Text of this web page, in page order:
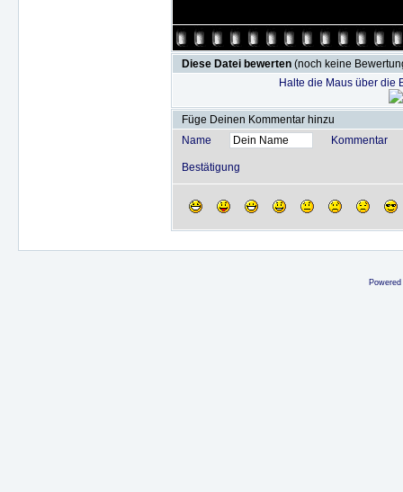
Diese Datei bewerten (noch keine
Halte die Maus über die
Füge Deinen Kommentar hinzu
Name
Kommentar
Bestätigung